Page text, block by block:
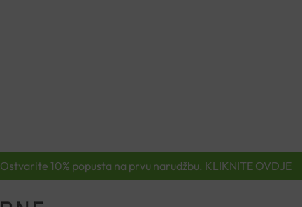
Ostvarite 10% popusta na prvu narudžbu. KLIKNITE OVDJE